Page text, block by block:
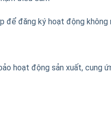
để đăng ký hoạt động
hoạt động sản xuất, cung